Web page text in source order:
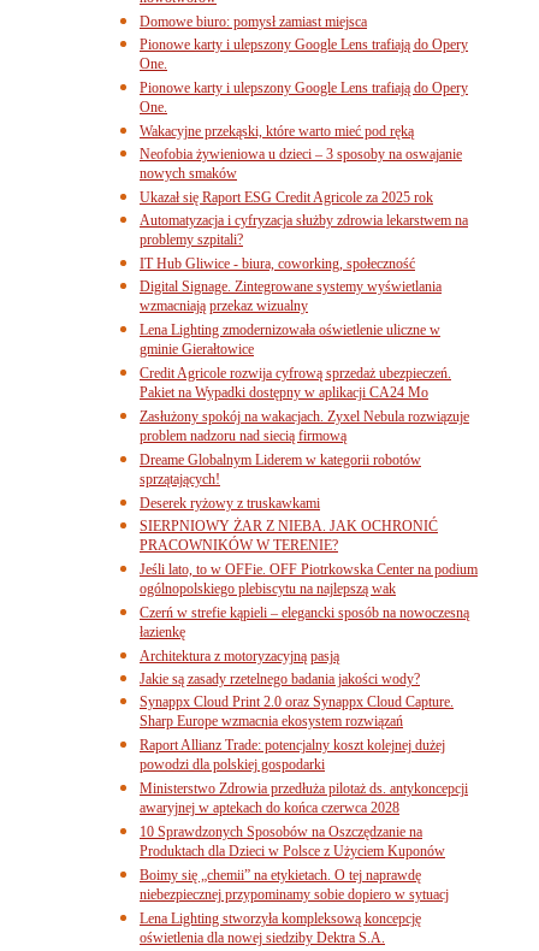
Domowe biuro: pomysł zamiast miejsca
Pionowe karty i ulepszony Google Lens trafiają do Opery
One.
Pionowe karty i ulepszony Google Lens trafiają do Opery
One.
Wakacyjne przekąski, które warto mieć pod ręką
Neofobia żywieniowa u dzieci – 3 sposoby na oswajanie
nowych smaków
Ukazał się Raport ESG Credit Agricole za 2025 rok
Automatyzacja i cyfryzacja służby zdrowia lekarstwem na
problemy szpitali?
IT Hub Gliwice - biura, coworking, społeczność
Digital Signage. Zintegrowane systemy wyświetlania
wzmacniają przekaz wizualny
Lena Lighting zmodernizowała oświetlenie uliczne w
gminie Gierałtowice
Credit Agricole rozwija cyfrową sprzedaż ubezpieczeń.
Pakiet na Wypadki dostępny w aplikacji CA24 Mo
Zasłużony spokój na wakacjach. Zyxel Nebula rozwiązuje
problem nadzoru nad siecią firmową
Dreame Globalnym Liderem w kategorii robotów
sprzątających!
Deserek ryżowy z truskawkami
SIERPNIOWY ŻAR Z NIEBA. JAK OCHRONIĆ
PRACOWNIKÓW W TERENIE?
Jeśli lato, to w OFFie. OFF Piotrkowska Center na podium
ogólnopolskiego plebiscytu na najlepszą wak
Czerń w strefie kąpieli – elegancki sposób na nowoczesną
łazienkę
Architektura z motoryzacyjną pasją
Jakie są zasady rzetelnego badania jakości wody?
Synappx Cloud Print 2.0 oraz Synappx Cloud Capture.
Sharp Europe wzmacnia ekosystem rozwiązań
Raport Allianz Trade: potencjalny koszt kolejnej dużej
powodzi dla polskiej gospodarki
Ministerstwo Zdrowia przedłuża pilotaż ds. antykoncepcji
awaryjnej w aptekach do końca czerwca 2028
10 Sprawdzonych Sposobów na Oszczędzanie na
Produktach dla Dzieci w Polsce z Użyciem Kuponów
Boimy się „chemii” na etykietach. O tej naprawdę
niebezpiecznej przypominamy sobie dopiero w sytuacj
Lena Lighting stworzyła kompleksową koncepcję
oświetlenia dla nowej siedziby Dektra S.A.